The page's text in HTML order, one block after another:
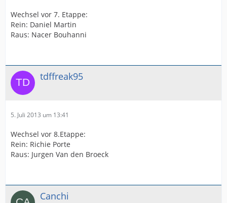
Wechsel vor 7. Etappe:
Rein: Daniel Martin
Raus: Nacer Bouhanni
tdffreak95
5. Juli 2013 um 13:41
Wechsel vor 8.Etappe:
Rein: Richie Porte
Raus: Jurgen Van den Broeck
Canchi